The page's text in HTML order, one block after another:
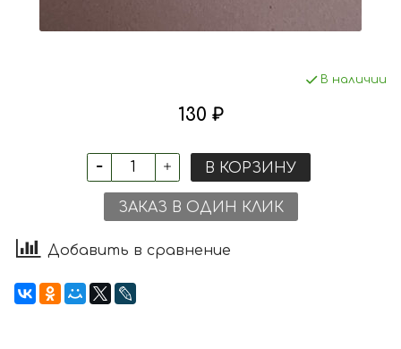
В наличии
130 ₽
В КОРЗИНУ
ЗАКАЗ В ОДИН КЛИК
Добавить в сравнение